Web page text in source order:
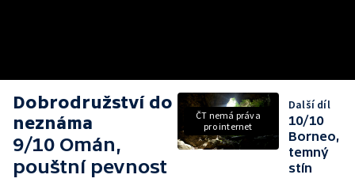
Dobrodružství do
neznáma
9/10 Omán,
pouštní pevnost
ČT nemá práva
pro internet
Další díl
10/10
Borneo,
temný
stín